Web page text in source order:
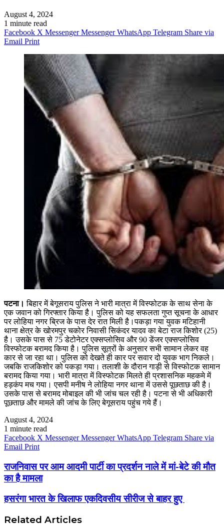
August 4, 2024
1 minute read
Facebook X Messenger Messenger WhatsApp Telegram Share via
Email Print
पटना। बिहार में बेगूसराय पुलिस ने भारी मात्रा में विस्फोटक के साथ सेना के
एक जवान को गिरफ्तार किया है। पुलिस को यह सफलता गुप्त सूचना के आधार
पर लोहिया नगर ब्रिज के पास देर रात मिली है।पकड़ा गया युवक मटिहानी
थाना क्षेत्र के खोरमपुर चकोर निवासी सिकंदर यादव का बेटा राज किशोर (25)
है। उसके पास से 75 डेटोनेटर एक्सप्लोसिव और 90 डेंजर एक्सप्लोसिव
विस्फोटक बरामद किया है। पुलिस सूत्रों के अनुसार सभी सामान लेकर वह
कार से जा रहा था। पुलिस को देखते ही कार पर सवार दो युवक भाग निकले।
जबकि राजकिशोर को पकड़ा गया। तलाशी के दौरान गाड़ी से विस्फोटक सामान
बरामद किया गया। भारी मात्रा में विस्फोटक मिलते ही प्रशासनिक महकमे में
हड़कंप मच गया। एसपी मनीष ने लोहिया नगर थाना में उससे पूछताछ की है।
उसके पास से बरामद मोबाइल की भी जांच चल रही है। पटना से भी अधिकारी
पूछताछ और मामले की जांच के लिए बेगूसराय पहुंच गये हैं।
August 4, 2024
1 minute read
Facebook X Messenger Messenger WhatsApp Telegram Share via
Email Print
राजनिवास पर आम आदमी पार्टी का प्रदर्शन नाले में मां-बेटे की मौत
का है मामला
हसरंगा भारत के खिलाफ एकदिवसीय सीरीज से बाहर हुए
Related Articles